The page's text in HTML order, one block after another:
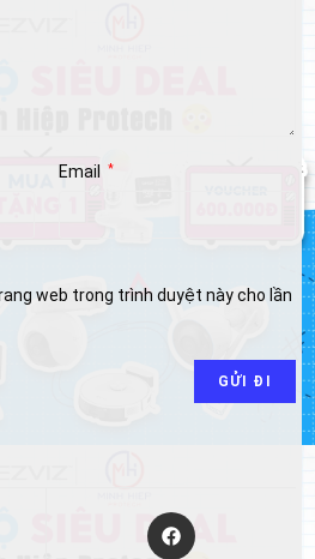
Email *
web trong trình duyệt này cho lần
Opens
in